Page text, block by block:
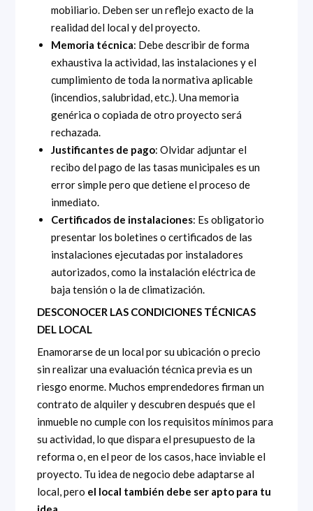
mobiliario. Deben ser un reflejo exacto de la
realidad del local y del proyecto.
Memoria técnica: Debe describir de forma
exhaustiva la actividad, las instalaciones y el
cumplimiento de toda la normativa aplicable
(incendios, salubridad, etc.). Una memoria
genérica o copiada de otro proyecto será
rechazada.
Justificantes de pago: Olvidar adjuntar el
recibo del pago de las tasas municipales es un
error simple pero que detiene el proceso de
inmediato.
Certificados de instalaciones: Es obligatorio
presentar los boletines o certificados de las
instalaciones ejecutadas por instaladores
autorizados, como la instalación eléctrica de
baja tensión o la de climatización.
DESCONOCER LAS CONDICIONES TÉCNICAS
DEL LOCAL
Enamorarse de un local por su ubicación o precio
sin realizar una evaluación técnica previa es un
riesgo enorme. Muchos emprendedores firman un
contrato de alquiler y descubren después que el
inmueble no cumple con los requisitos mínimos para
su actividad, lo que dispara el presupuesto de la
reforma o, en el peor de los casos, hace inviable el
proyecto. Tu idea de negocio debe adaptarse al
local, pero el local también debe ser apto para tu